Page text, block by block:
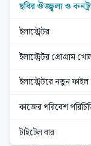
ছবির ঔজ্জ্বল্য ও
ইলাস্ট্রেটর
ইলাস্ট্রেটর প্রোগ্রাম
ইলাস্ট্রেটরে নতুন
কাজের পরিবেশ
টাইটেল বার